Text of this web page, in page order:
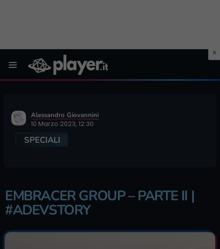
Alessandro Giovannini
10 Marzo 2023, 12:30
SPECIALI
EMBRACER GROUP – PARTE II |
#ADEVSTORY